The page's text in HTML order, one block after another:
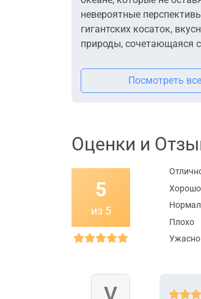
невероятные
гигантских косаток,
природы, сочетающаяся
Посмотреть
Оценки и
5
из 5
Хорошо
Плохо
Ужасно